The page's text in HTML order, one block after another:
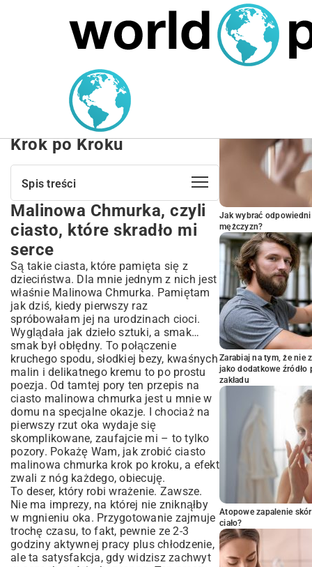
MARIUSZ ŁAMAGA 27.09.2025
Malinowa Chmurka:
Najlepszy Przepis na
Ciasto Malinowa Chmurka
Krok po Kroku
Spis treści
Malinowa Chmurka, czyli ciasto, które
skradło mi serce
Czego potrzebujemy do tej magii? Moja
lista zakupów
Na kruchy spód, co to się w ustach
rozpływa:
Na bezę, która ma być chrupiąca z
zewnątrz i piankowa w środku:
Na malinowe serce deseru (frużelina albo
galaretka):
Na krem, puszysty jak chmurka:
No to do dzieła! Jak zrobić ciasto
malinowa chmurka krok po kroku
Zacznijmy od spodu – kruchy fundament
Beza, czyli królowa tego ciasta (i jak jej nie
zepsuć)
Malinowe serce deseru
Puszysty jak chmurka krem mascarpone
Wielki finał, czyli składamy wszystko w
całość
Moje sekrety i rady, żeby zawsze wyszło
idealnie
Jak przechować i podać to cudo, żeby
zachwycić gości
Malinowa Chmurka, czyli
ciasto, które skradło mi
serce
Są takie ciasta, które pamięta się z
dzieciństwa. Dla mnie jednym z nich jest
właśnie Malinowa Chmurka. Pamiętam
jak dziś, kiedy pierwszy raz
spróbowałam jej na urodzinach cioci.
Wyglądała jak dzieło sztuki, a smak…
smak był obłędny. To połączenie
kruchego spodu, słodkiej bezy, kwaśnych
malin i delikatnego kremu to po prostu
poezja. Od tamtej pory ten przepis na
ciasto malinowa chmurka jest u mnie w
domu na specjalne okazje. I chociaż na
pierwszy rzut oka wydaje się
skomplikowane, zaufajcie mi – to tylko
pozory. Pokażę Wam, jak zrobić ciasto
malinowa chmurka krok po kroku, a efekt
zwali z nóg każdego, obiecuję.
To deser, który robi wrażenie. Zawsze.
Nie ma imprezy, na której nie zniknąłby
w mgnieniu oka. Przygotowanie zajmuje
trochę czasu, to fakt, pewnie ze 2-3
godziny aktywnej pracy plus chłodzenie,
ale ta satysfakcja, gdy widzisz zachwyt
Jak wybrać
mężczyzn?
Zarabiaj na tym, że nie
jako dodatkowe
zakładu
Atopowe zapalenie
ciało?